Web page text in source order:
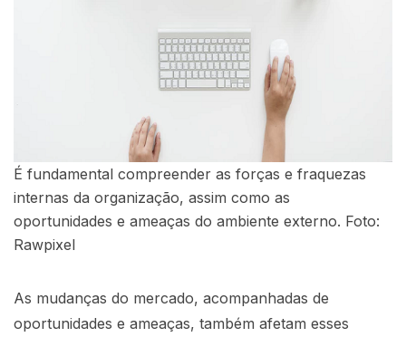
É fundamental compreender as forças e fraquezas
internas da organização, assim como as
oportunidades e ameaças do ambiente externo. Foto:
Rawpixel
As mudanças do mercado, acompanhadas de
oportunidades e ameaças, também afetam esses